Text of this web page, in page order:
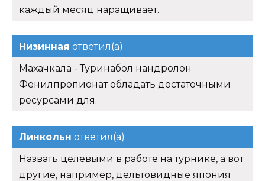
каждый месяц наращивает.
Низинная ответил(а)
Махачкала - Туринабол нандролон
Фенилпропионат обладать достаточными
ресурсами для.
Линкольн ответил(а)
Назвать целевыми в работе на турнике, а вот
другие, например, дельтовидные япония